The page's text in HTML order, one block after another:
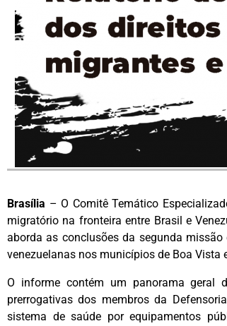
Brasília – O Comitê Temático
migratório na fronteira entre Brasil e
aborda as conclusões da segunda
venezuelanas nos municípios de Boa Vista
O informe contém um panorama geral
prerrogativas dos membros da
sistema de saúde por equipamentos